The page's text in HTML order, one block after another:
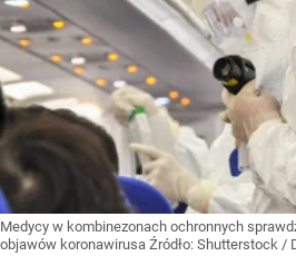
Medycy w kombinezonach ochronnych
objawów koronawirusa Źródło: Shutterstock /